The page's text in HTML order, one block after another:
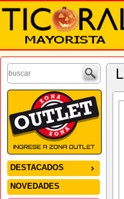
DESTACADOS
NOVEDADES